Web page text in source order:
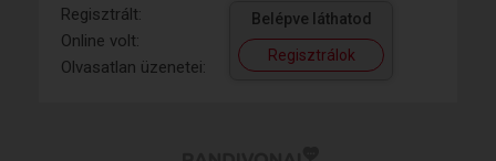
Regisztrált:
Online volt:
Olvasatlan üzenetei:
Belépve láthatod
Regisztrálok